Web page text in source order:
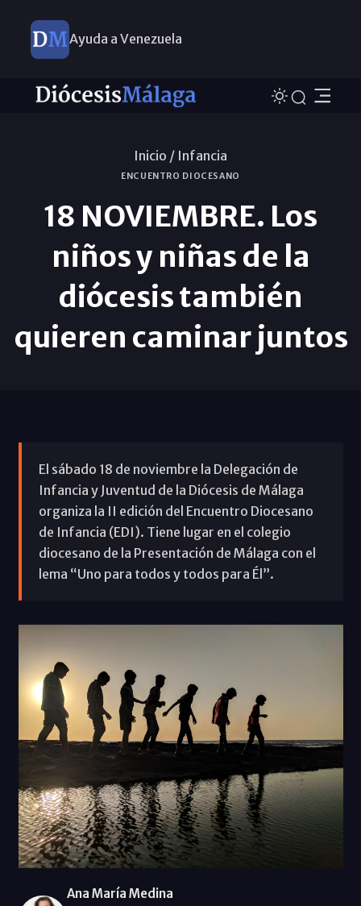
Ayuda a Venezuela
Inicio / Infancia
ENCUENTRO DIOCESANO
18 NOVIEMBRE. Los
niños y niñas de la
diócesis también
quieren caminar juntos
El sábado 18 de noviembre la Delegación de
Infancia y Juventud de la Diócesis de Málaga
organiza la II edición del Encuentro Diocesano
de Infancia (EDI). Tiene lugar en el colegio
diocesano de la Presentación de Málaga con el
lema “Uno para todos y todos para Él”.
Ana María Medina